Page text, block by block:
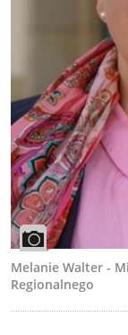
Melanie Walter -
Regionalnego